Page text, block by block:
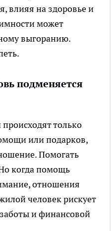
влияя на здоровье и
может
выгоранию.
подменяется
только
или подарков,
Помогать
когда помощь
отношения
человек рискует
и финансовой